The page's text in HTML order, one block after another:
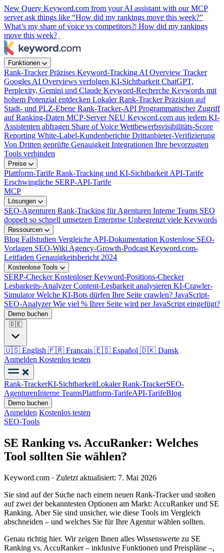
New Query Keyword.com from your AI assistant with our MCP
server ask things like “How did my rankings move this week?”
What’s my share of voice vs competitors?| How did my rankings
move this week?
Funktionen
Rank-TrackerPräzises Keyword-Tracking AI Overview Tracker
Googles AI Overviews verfolgen KI-Sichtbarkeit ChatGPT,
Perplexity, Gemini und Claude Keyword-Recherche Keywords mit
hohem Potenzial entdecken Lokaler Rank-TrackerPräzision auf
Stadt- und PLZ-Ebene Rank-Tracker-API Programmatischer Zugriff
auf Ranking-Daten MCP-ServerNEU Keyword.com aus jedem KI-
Assistenten abfragen Share of Voice Wettbewerbsvisibilitäts-Score
Reporting White-Label-Kundenberichte Drittanbieter-Verifizierung
Von Dritten geprüfte Genauigkeit Integrationen Ihre bevorzugten
Tools verbinden
Preise
Plattform-Tarife Rank-Tracking und KI-Sichtbarkeit API-Tarife
Erschwingliche SERP-API-Tarife
MCP
Lösungen
SEO-Agenturen Rank-Tracking für Agenturen Interne Teams SEO
doppelt so schnell umsetzen Enterprise Unbegrenzt viele Keywords
Ressourcen
Blog Fallstudien Vergleiche API-Dokumentation Kostenlose SEO-
Vorlagen SEO-Wiki Agency-Growth-Podcast Keyword.com-
Leitfaden Genauigkeitsbericht 2024
Kostenlose Tools
SERP-CheckerKostenloser Keyword-Positions-Checker
Lesbarkeits-AnalyzerContent-Lesbarkeit analysieren KI-Crawler-
SimulatorWelche KI-Bots dürfen Ihre Seite crawlen? JavaScript-
SEO-AnalyzerWie viel % Ihrer Seite wird per JavaScript eingefügt?
Demo buchen
🇩🇪
🇺🇸 English 🇫🇷 Français 🇪🇸 Español 🇩🇰 Dansk
Anmelden Kostenlos testen
Rank-TrackerKI-SichtbarkeitLokaler Rank-TrackerSEO-
AgenturenInterne TeamsPlattform-TarifeAPI-TarifeBlog
Demo buchen
Anmelden Kostenlos testen
SEO-Tools
SE Ranking vs. AccuRanker: Welches
Tool sollten Sie wählen?
Keyword.com · Zuletzt aktualisiert: 7. Mai 2026
Sie sind auf der Suche nach einem neuen Rank-Tracker und stoßen
auf zwei der bekanntesten Optionen am Markt: AccuRanker und SE
Ranking. Aber Sie sind unsicher, wie diese Tools im Vergleich
abschneiden – und welches Sie für Ihre Agentur wählen sollten.
Genau richtig hier. Wir zeigen Ihnen alles Wissenswerte zu SE
Ranking vs. AccuRanker – inklusive Funktionen und Preispläne –,